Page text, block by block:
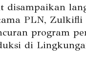
disampaikan
PLN,
program
di